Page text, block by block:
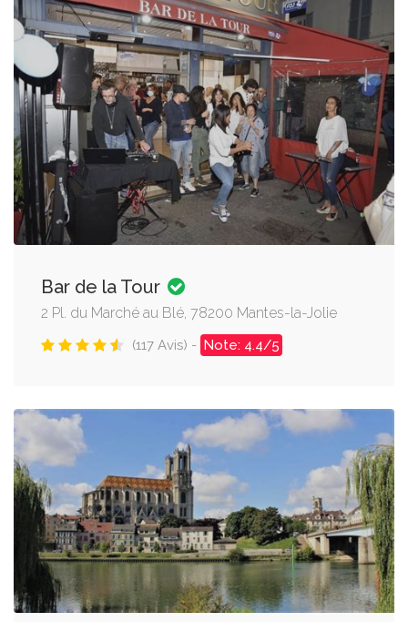
Bar de la Tour
2 Pl. du Marché au Blé, 78200 Mantes-la-Jolie
(117 Avis) - Note: 4.4/5